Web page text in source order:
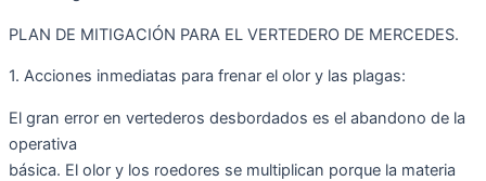
PLAN DE MITIGACIÓN PARA EL VERTEDERO DE MERCEDES.
1. Acciones inmediatas para frenar el olor y las plagas:
El gran error en vertederos desbordados es el abandono de la
operativa
básica. El olor y los roedores se multiplican porque la materia